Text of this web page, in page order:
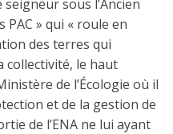
sous l’Ancien
PAC » qui « roule en
des terres qui
collectivité, le haut
de l’Écologie où il
et de la gestion de
de l’ENA ne lui ayant